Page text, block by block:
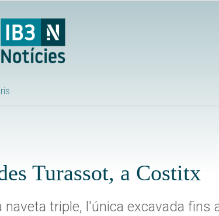
Turassot, a Costitx
triple, l'única excavada fins